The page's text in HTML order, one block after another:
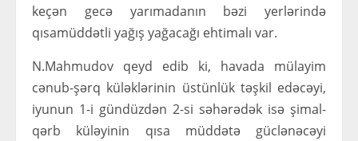
keçən gecə yarımadanın bəzi yerlərində
qısamüddətli yağış yağacağı ehtimalı var.
N.Mahmudov qeyd edib ki, havada mülayim
cənub-şərq küləklərinin üstünlük təşkil edəcəyi,
iyunun 1-i gündüzdən 2-si səhərədək isə şimal-
qərb küləyinin qısa müddətə güclənəcəyi